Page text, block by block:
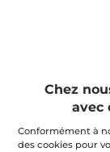
Chez
avec
Conformément à
des cookies pour